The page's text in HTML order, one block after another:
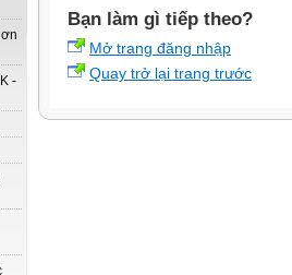
-
Bạn làm gì tiếp theo?
Mở trang đăng nhập
Quay trở lại trang trước